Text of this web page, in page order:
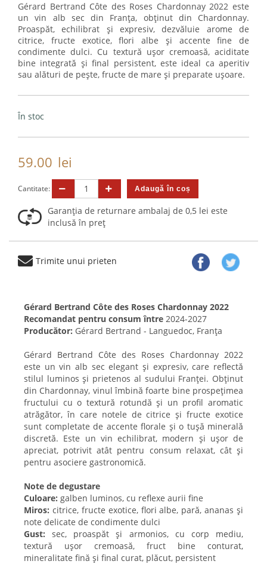
Gérard Bertrand Côte des Roses Chardonnay 2022 este
un vin alb sec din Franța, obținut din Chardonnay.
Proaspăt, echilibrat și expresiv, dezvăluie arome de
citrice, fructe exotice, flori albe și accente fine de
condimente dulci. Cu textură ușor cremoasă, aciditate
bine integrată și final persistent, este ideal ca aperitiv
sau alături de pește, fructe de mare și preparate ușoare.
În stoc
59.00 lei
Cantitate:
Garanția de returnare ambalaj de 0,5 lei este
inclusă în preț
Trimite unui prieten
Gérard Bertrand Côte des Roses Chardonnay 2022
Recomandat pentru consum între 2024-2027
Producător: Gérard Bertrand - Languedoc, Franța
Gérard Bertrand Côte des Roses Chardonnay 2022
este un vin alb sec elegant și expresiv, care reflectă
stilul luminos și prietenos al sudului Franței. Obținut
din Chardonnay, vinul îmbină foarte bine prospețimea
fructului cu o textură rotundă și un profil aromatic
atrăgător, în care notele de citrice și fructe exotice
sunt completate de accente florale și o tușă minerală
discretă. Este un vin echilibrat, modern și ușor de
apreciat, potrivit atât pentru consum relaxat, cât și
pentru asociere gastronomică.
Note de degustare
Culoare: galben luminos, cu reflexe aurii fine
Miros: citrice, fructe exotice, flori albe, pară, ananas și
note delicate de condimente dulci
Gust: sec, proaspăt și armonios, cu corp mediu,
textură ușor cremoasă, fruct bine conturat,
mineralitate fină și final curat, plăcut, persistent